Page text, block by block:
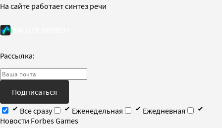
На сайте работает синтез речи
Рассылка:
Подписаться
Все сразу
Еженедельная
Ежедневная
Новости Forbes Games